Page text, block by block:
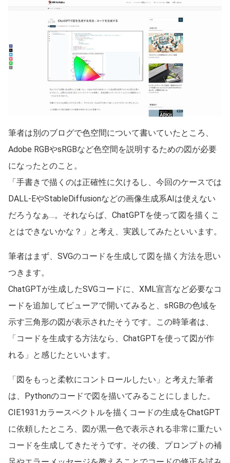
筆者は別のブログで色空間について書いていたところ、
Adobe RGBやsRGBなど色空間を説明するための図が必要
になったとのこと。
「手書きで描くのは正確性に欠けるし、今回のケースでは
DALL-EやStableDiffusionなどの画像生成系AIは使えない
だろうなぁ…。それならば、ChatGPTを使って図を描くこ
とはできないかな？」と考え、実践してみたといいます。
筆者はまず、SVGのコードを生成して図を描く方法を思い
つきます。
ChatGPTが生成したSVGコードに、XML宣言など必要なコ
ードを追加してビューアで開いてみると、sRGBの色域を
示す三角形の図が表示されたそうです。この時筆者は、
「コードを生成する方法なら、ChatGPTを使って図が作
れる」と感じたといいます。
「図をもっと柔軟にコントロールしたい」と考えた筆者
は、Pythonのコードで図を描いてみることにしました。
CIE1931カラースペクトルを描くコードの生成をChatGPT
に依頼したところ、図が黒一色で表示される非常に重たい
コードを生成してきたそうです。その後、プロンプトの補